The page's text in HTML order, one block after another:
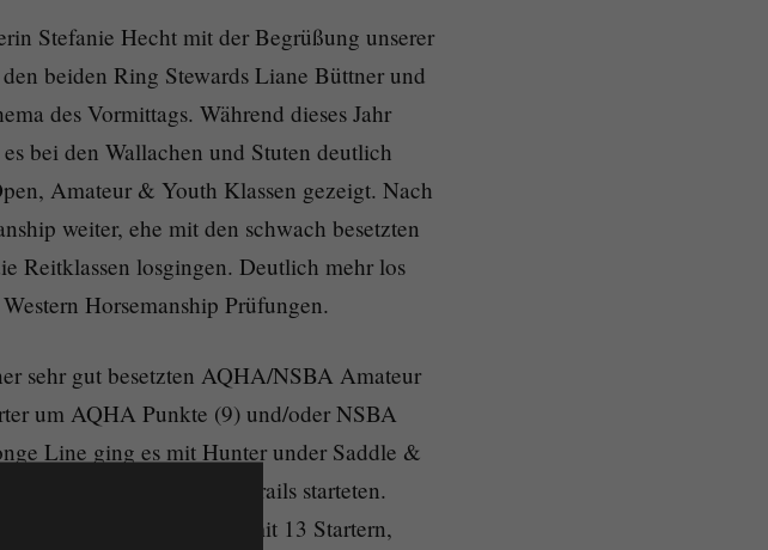
Stefanie Hecht mit der Begrüßung unserer
beiden Ring Stewards Liane Büttner und
des Vormittags. Während dieses Jahr
bei den Wallachen und Stuten deutlich
Amateur & Youth Klassen gezeigt. Nach
weiter, ehe mit den schwach besetzten
Reitklassen losgingen. Deutlich mehr los
Horsemanship Prüfungen.
sehr gut besetzten AQHA/NSBA Amateur
um AQHA Punkte (9) und/oder NSBA
Line ging es mit Hunter under Saddle &
und gut besuchten Trails starteten.
10 sowie der L1 Trail mit 13 Startern,